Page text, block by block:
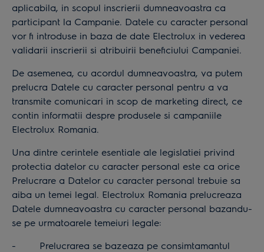
aplicabila, in scopul inscrierii dumneavoastra ca
participant la Campanie. Datele cu caracter personal
vor fi introduse in baza de date Electrolux in vederea
validarii inscrierii si atribuirii beneficiului Campaniei.
De asemenea, cu acordul dumneavoastra, va putem
prelucra Datele cu caracter personal pentru a va
transmite comunicari in scop de marketing direct, ce
contin informatii despre produsele si campaniile
Electrolux Romania.
Una dintre cerintele esentiale ale legislatiei privind
protectia datelor cu caracter personal este ca orice
Prelucrare a Datelor cu caracter personal trebuie sa
aiba un temei legal. Electrolux Romania prelucreaza
Datele dumneavoastra cu caracter personal bazandu-
se pe urmatoarele temeiuri legale:
- Prelucrarea se bazeaza pe consimtamantul